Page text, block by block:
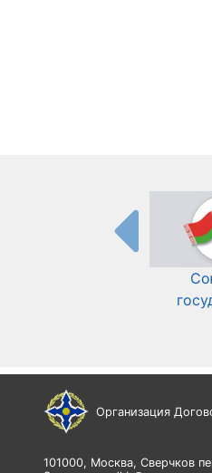
Организация
101000, Москва, Сверчков